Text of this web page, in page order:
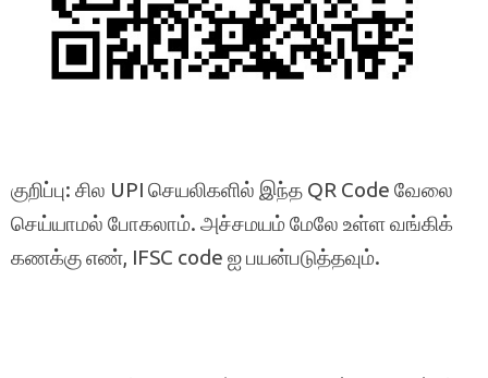
குறிப்பு: சில UPI செயலிகளில் இந்த QR Code வேலை
செய்யாமல் போகலாம். அச்சமயம் மேலே உள்ள வங்கிக்
கணக்கு எண், IFSC code ஐ பயன்படுத்தவும்.